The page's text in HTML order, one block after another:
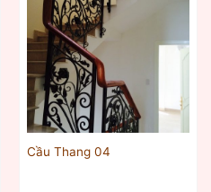
Cầu Thang 04